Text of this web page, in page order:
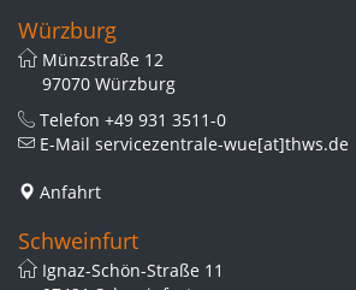
Würzburg
Münzstraße 12
97070 Würzburg
Telefon +49 931 3511-0
E-Mail servicezentrale-wue[at]thws.de
Anfahrt
Schweinfurt
Ignaz-Schön-Straße 11